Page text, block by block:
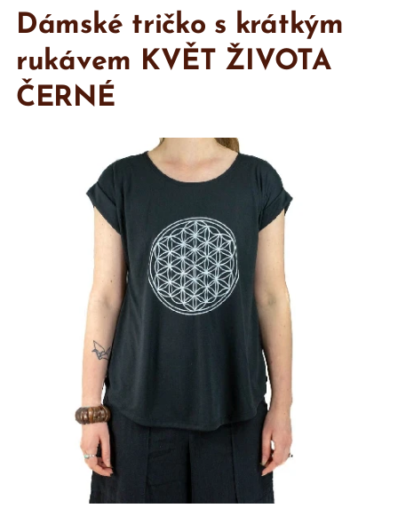
Dámské tričko s krátkým
rukávem KVĚT ŽIVOTA
ČERNÉ